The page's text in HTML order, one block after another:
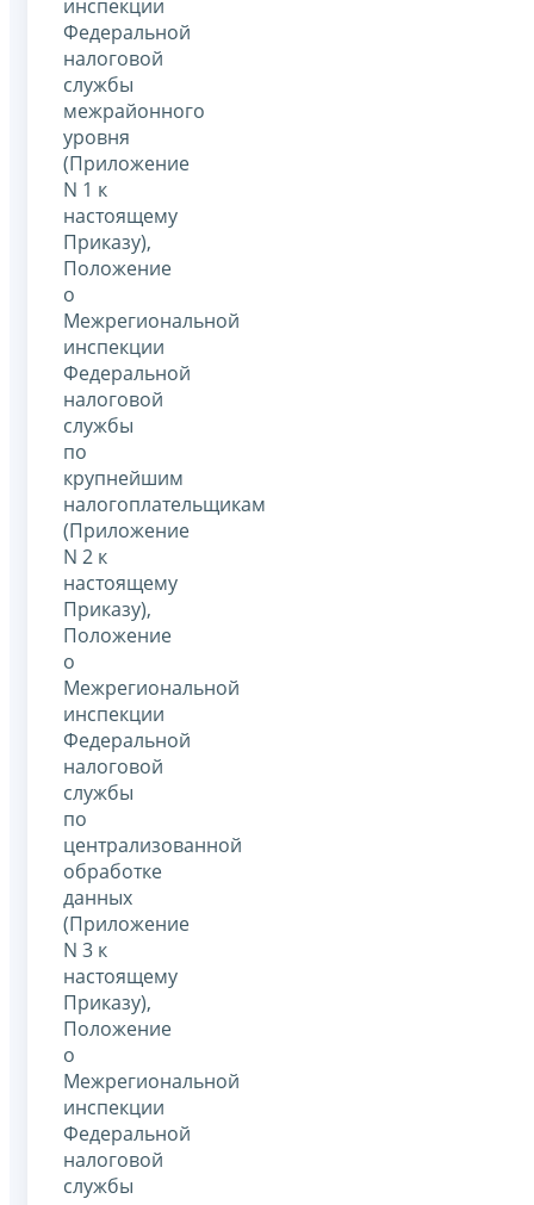
инспекции
Федеральной
налоговой
службы
межрайонного
уровня
(Приложение
N 1 к
настоящему
Приказу),
Положение
о
Межрегиональной
инспекции
Федеральной
налоговой
службы
по
крупнейшим
налогоплательщикам
(Приложение
N 2 к
настоящему
Приказу),
Положение
о
Межрегиональной
инспекции
Федеральной
налоговой
службы
по
централизованной
обработке
данных
(Приложение
N 3 к
настоящему
Приказу),
Положение
о
Межрегиональной
инспекции
Федеральной
налоговой
службы